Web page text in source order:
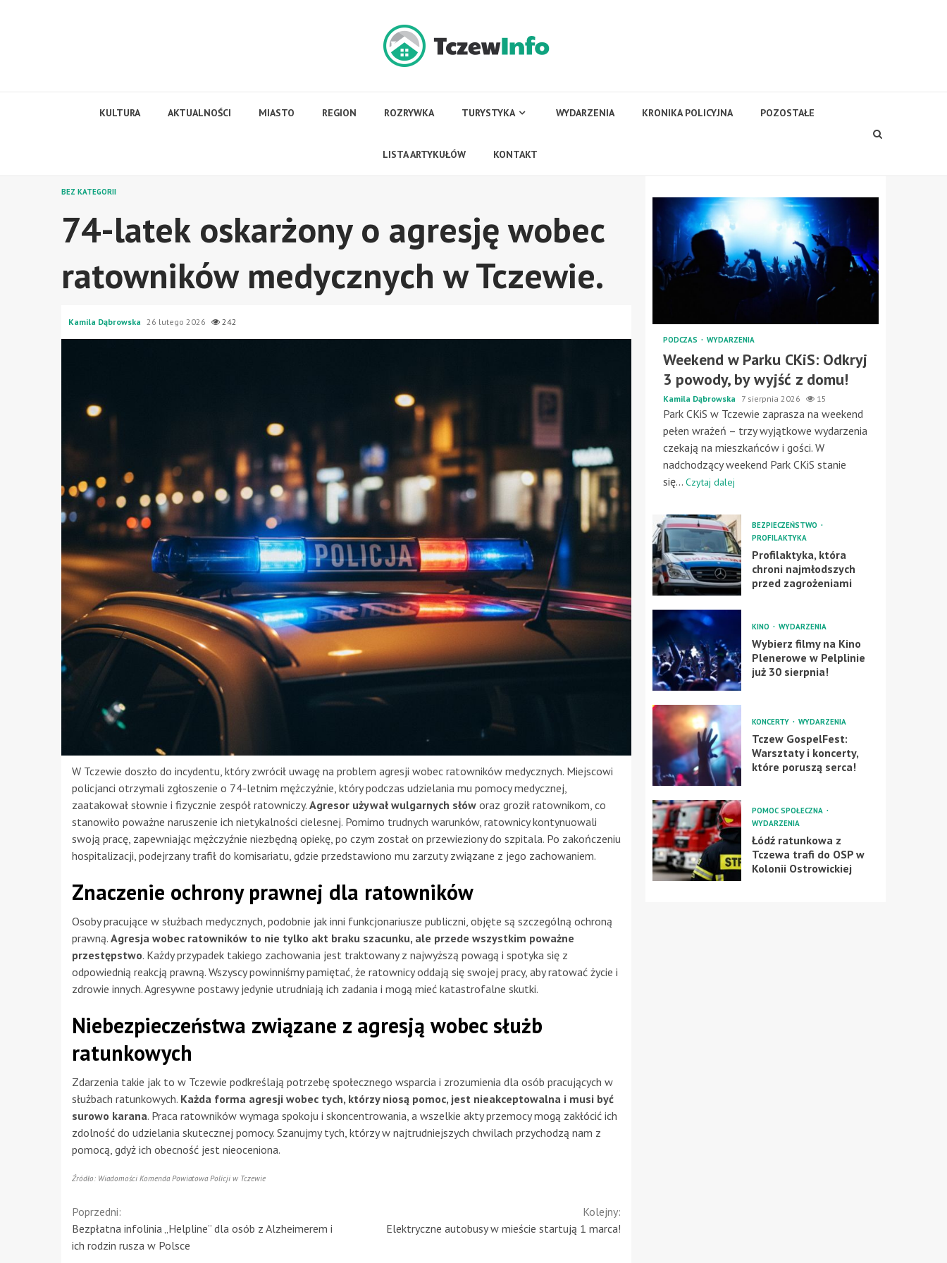
KULTURA AKTUALNOŚCI MIASTO REGION ROZRYWKA TURYSTYKA WYDARZENIA KRONIKA POLICYJNA POZOSTAŁE
LISTA ARTYKUŁÓW KONTAKT
BEZ KATEGORII
74-latek oskarżony o agresję wobec
ratowników medycznych w Tczewie.
Kamila Dąbrowska 26 lutego 2026 242
W Tczewie doszło do incydentu, który zwrócił uwagę na problem agresji wobec ratowników medycznych. Miejscowi
policjanci otrzymali zgłoszenie o 74-letnim mężczyźnie, który podczas udzielania mu pomocy medycznej,
zaatakował słownie i fizycznie zespół ratowniczy. Agresor używał wulgarnych słów oraz groził ratownikom, co
stanowiło poważne naruszenie ich nietykalności cielesnej. Pomimo trudnych warunków, ratownicy kontynuowali
swoją pracę, zapewniając mężczyźnie niezbędną opiekę, po czym został on przewieziony do szpitala. Po zakończeniu
hospitalizacji, podejrzany trafił do komisariatu, gdzie przedstawiono mu zarzuty związane z jego zachowaniem.
Znaczenie ochrony prawnej dla ratowników
Osoby pracujące w służbach medycznych, podobnie jak inni funkcjonariusze publiczni, objęte są szczególną ochroną
prawną. Agresja wobec ratowników to nie tylko akt braku szacunku, ale przede wszystkim poważne
przestępstwo. Każdy przypadek takiego zachowania jest traktowany z najwyższą powagą i spotyka się z
odpowiednią reakcją prawną. Wszyscy powinniśmy pamiętać, że ratownicy oddają się swojej pracy, aby ratować życie i
zdrowie innych. Agresywne postawy jedynie utrudniają ich zadania i mogą mieć katastrofalne skutki.
Niebezpieczeństwa związane z agresją wobec służb
ratunkowych
Zdarzenia takie jak to w Tczewie podkreślają potrzebę społecznego wsparcia i zrozumienia dla osób pracujących w
służbach ratunkowych. Każda forma agresji wobec tych, którzy niosą pomoc, jest nieakceptowalna i musi być
surowo karana. Praca ratowników wymaga spokoju i skoncentrowania, a wszelkie akty przemocy mogą zakłócić ich
zdolność do udzielania skutecznej pomocy. Szanujmy tych, którzy w najtrudniejszych chwilach przychodzą nam z
pomocą, gdyż ich obecność jest nieoceniona.
Źródło: Wiadomości Komenda Powiatowa Policji w Tczewie
Continue
Reading
Poprzedni:
Bezpłatna infolinia „Helpline” dla osób z Alzheimerem i
ich rodzin rusza w Polsce
Kolejny:
Elektryczne autobusy w mieście startują 1 marca!
PODCZAS WYDARZENIA
Weekend w Parku CKiS: Odkryj
3 powody, by wyjść z domu!
Kamila Dąbrowska 7 sierpnia 2026 15
Park CKiS w Tczewie zaprasza na weekend
pełen wrażeń – trzy wyjątkowe wydarzenia
czekają na mieszkańców i gości. W
nadchodzący weekend Park CKiS stanie
się... Czytaj dalej
BEZPIECZEŃSTWO
PROFILAKTYKA
Profilaktyka, która
chroni najmłodszych
przed zagrożeniami
KINO WYDARZENIA
Wybierz filmy na Kino
Plenerowe w Pelplinie
już 30 sierpnia!
KONCERTY WYDARZENIA
Tczew GospelFest:
Warsztaty i koncerty,
które poruszą serca!
POMOC SPOŁECZNA
WYDARZENIA
Łódź ratunkowa z
Tczewa trafi do OSP w
Kolonii Ostrowickiej